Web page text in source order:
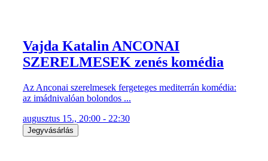
Vajda Katalin ANCONAI
SZERELMESEK zenés komédia
Az Anconai szerelmesek fergeteges mediterrán komédia:
az imádnivalóan bolondos ...
augusztus 15., 20:00 - 22:30
Jegyvásárlás